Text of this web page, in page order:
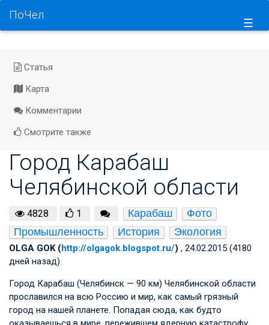
☰
ПоЧел
Статья
Карта
Комментарии
Смотрите также
Город Карабаш
Челябинской области
4828 1 Карабаш
Фото
Промышленность
История Экология
OLGA GOK (http://olgagok.blogspot.ru/) , 24.02.2015 (4180
дней назад)
Город Карабаш (Челябинск — 90 км) Челябинской области
прославился на всю Россию и мир, как самый грязный
город на нашей планете. Попадая сюда, как будто